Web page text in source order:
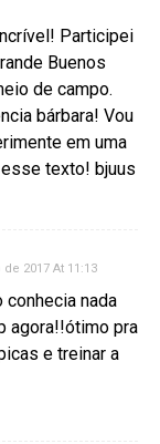
Participei
Buenos
de campo.
bárbara! Vou
em uma
texto! bjuus
2017 At 11:13
nada
agora!!ótimo pra
e treinar a